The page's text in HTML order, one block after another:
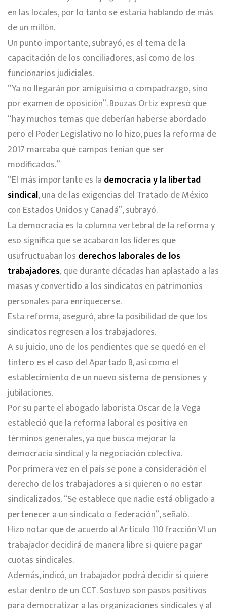
en las locales, por lo tanto se estaría hablando de más
de un millón.
Un punto importante, subrayó, es el tema de la
capacitación de los conciliadores, así como de los
funcionarios judiciales.
“Ya no llegarán por amiguísimo o compadrazgo, sino
por examen de oposición”. Bouzas Ortiz expresó que
“hay muchos temas que deberían haberse abordado
pero el Poder Legislativo no lo hizo, pues la reforma de
2017 marcaba qué campos tenían que ser
modificados.”
“El más importante es la democracia y la libertad
sindical, una de las exigencias del Tratado de México
con Estados Unidos y Canadá”, subrayó.
La democracia es la columna vertebral de la reforma y
eso significa que se acabaron los líderes que
usufructuaban los derechos laborales de los
trabajadores, que durante décadas han aplastado a las
masas y convertido a los sindicatos en patrimonios
personales para enriquecerse.
Esta reforma, aseguró, abre la posibilidad de que los
sindicatos regresen a los trabajadores.
A su juicio, uno de los pendientes que se quedó en el
tintero es el caso del Apartado B, así como el
establecimiento de un nuevo sistema de pensiones y
jubilaciones.
Por su parte el abogado laborista Oscar de la Vega
estableció que la reforma laboral es positiva en
términos generales, ya que busca mejorar la
democracia sindical y la negociación colectiva.
Por primera vez en el país se pone a consideración el
derecho de los trabajadores a si quieren o no estar
sindicalizados. “Se establece que nadie está obligado a
pertenecer a un sindicato o federación”, señaló.
Hizo notar que de acuerdo al Artículo 110 fracción VI un
trabajador decidirá de manera libre si quiere pagar
cuotas sindicales.
Además, indicó, un trabajador podrá decidir si quiere
estar dentro de un CCT. Sostuvo son pasos positivos
para democratizar a las organizaciones sindicales y al